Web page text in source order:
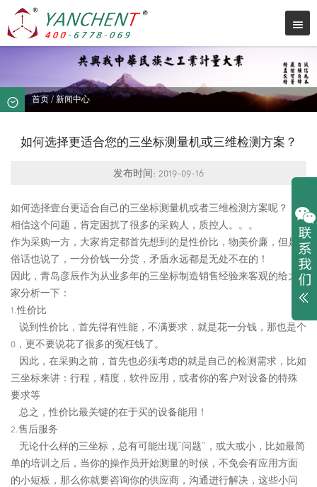
首页/新闻中心
如何选择更适合您的三坐标测量机或三维检测方案？
发布时间: 2019-09-16
如何选择壹台更适合自己的三坐标测量机或者三维检测方案呢？
相信这个问题，肯定困扰了很多的采购人，质控人。。。
作为采购一方，大家肯定都首先想到的是性价比，物美价廉，但是
俗话也说了，一分价钱一分货，矛盾永远都是无处不在的！
因此，青岛彦辰作为从业多年的三坐标制造销售经验来客观的给大
家分析一下：
1.性价比
说到性价比，首先得有性能，不满要求，就是花一分钱，那也是个
0，更不要说花了很多的冤枉钱了。
因此，在采购之前，首先也必须考虑的就是自己的检测需求，比如
三坐标来讲：行程，精度，软件应用，或者你的客户对设备的特殊
要求等
总之，性价比最关键的在于买的设备能用！
2.售后服务
无论什么样的三坐标，总有可能出现“问题”，或大或小，比如最简
单的培训之后，当你的操作员开始测量的时候，不免会有应用方面
的小短板，那么你就要咨询你的供应商，沟通进行解决，这些小问